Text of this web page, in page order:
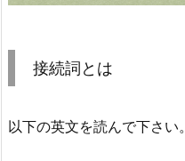
接続詞とは
以下の英文を読んで下さい。